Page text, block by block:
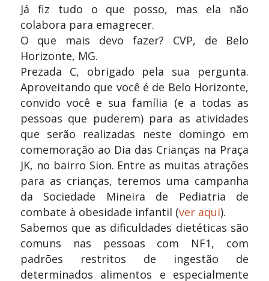
Já fiz tudo o que posso, mas ela não
colabora para emagrecer.
O que mais devo fazer? CVP, de Belo
Horizonte, MG.
Prezada C, obrigado pela sua pergunta.
Aproveitando que você é de Belo Horizonte,
convido você e sua família (e a todas as
pessoas que puderem) para as atividades
que serão realizadas neste domingo em
comemoração ao Dia das Crianças na Praça
JK, no bairro Sion. Entre as muitas atrações
para as crianças, teremos uma campanha
da Sociedade Mineira de Pediatria de
combate à obesidade infantil (ver aqui).
Sabemos que as dificuldades dietéticas são
comuns nas pessoas com NF1, com
padrões restritos de ingestão de
determinados alimentos e especialmente